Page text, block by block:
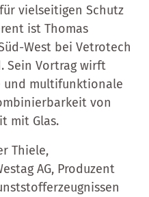
vielseitigen Schutz
ist Thomas
West bei Vetrotech
Sein Vortrag wirft
und multifunktionale
von
mit Glas.
Thiele,
AG, Produzent